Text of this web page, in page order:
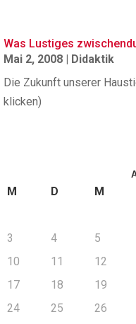
Was Lustiges
Mai 2, 2008 | Didaktik
Die Zukunft unserer
klicken)
M D M
3
4 5
10
11 12
17
18 19
24
25 26